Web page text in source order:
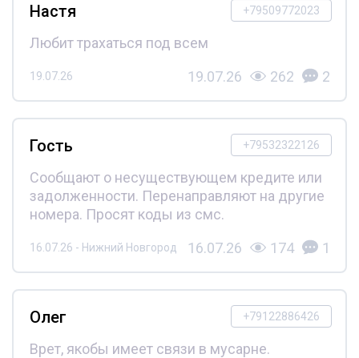
+79509772023
Настя
Любит трахаться под всем
19.07.26 19.07.26 262 2
+79532322126
Гость
Сообщают о несуществующем кредите или
задолженности. Перенаправляют на другие
номера. Просят коды из смс.
16.07.26 - Нижний Новгород 16.07.26 174 1
+79122886426
Олег
Врет, якобы имеет связи в мусарне.